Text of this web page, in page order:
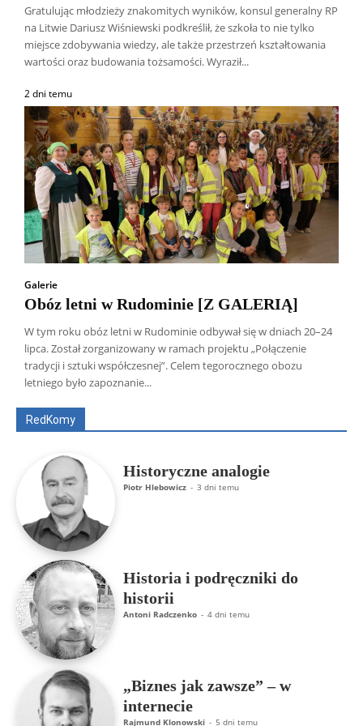
Gratulując młodzieży znakomitych wyników, konsul generalny RP
na Litwie Dariusz Wiśniewski podkreślił, że szkoła to nie tylko
miejsce zdobywania wiedzy, ale także przestrzeń kształtowania
wartości oraz budowania tożsamości. Wyraził...
2 dni temu
Galerie
Obóz letni w Rudominie [Z GALERIĄ]
W tym roku obóz letni w Rudominie odbywał się w dniach 20–24
lipca. Został zorganizowany w ramach projektu „Połączenie
tradycji i sztuki współczesnej”. Celem tegorocznego obozu
letniego było zapoznanie...
RedKomy
Wszyscy Aleksander Borowik
Antoni Radczenko
Artur Płokszto
Grzegorz Górny
ks. Jarosław Wąsowicz SDB
Historyczne analogie
Piotr Hlebowicz - 3 dni temu
Historia i podręczniki do
historii
Antoni Radczenko - 4 dni temu
„Biznes jak zawsze” – w
internecie
Rajmund Klonowski - 5 dni temu